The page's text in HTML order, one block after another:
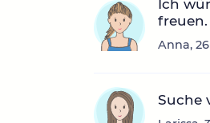
Ich
freuen.
Anna,
Suche